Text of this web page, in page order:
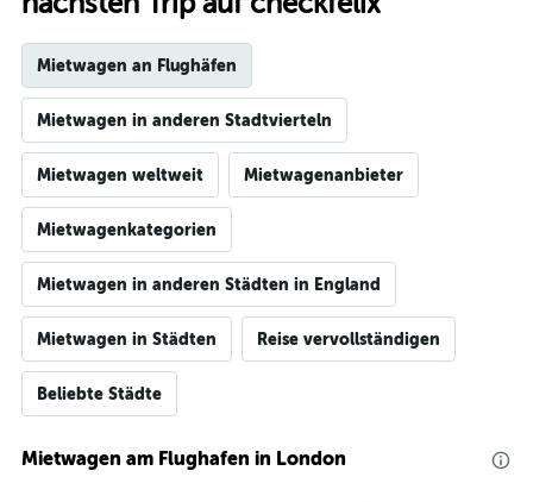
Mietwagen an Flughäfen
Mietwagen in anderen Stadtvierteln
Mietwagen weltweit Mietwagenanbieter
Mietwagenkategorien
Mietwagen in anderen Städten in England
Mietwagen in Städten Reise vervollständigen
Beliebte Städte
Mietwagen am Flughafen in London